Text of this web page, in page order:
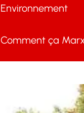
Environnement
Comment ça